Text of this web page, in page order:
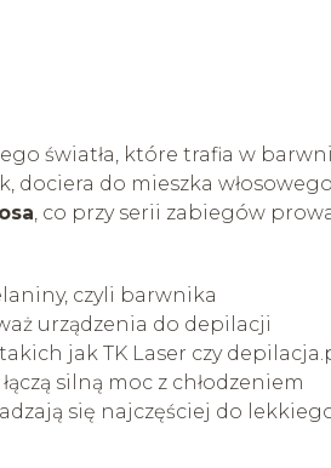
światła, które trafia w
dociera do mieszka
, co przy serii zabiegów
czyli barwnika
urządzenia do depilacji
jak TK Laser czy
silną moc z chłodzeniem
się najczęściej do